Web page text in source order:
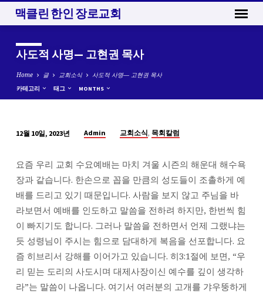
맥클린 한인 장로교회
사도적 사명— 고현권 목사
Home 글 교회소식 사도적 사명— 고현권 목사
카테고리 태그 MONTHS
도
적
사
명
—
고
현
권
목
사
12월 10일, 2023년 Admin 교회소식,목회칼럼
요즘 우리 교회 수요예배는 마치 겨울 시즌의 해운대 해수욕
장과 같습니다. 한손으로 꼽을 만큼의 성도들이 조촐하게 예
배를 드리고 있기 때문입니다. 사람을 보지 않고 주님을 바
라보면서 예배를 인도하고 말씀을 전하려 하지만, 한번씩 힘
이 빠지기도 합니다. 그러나 말씀을 전하면서 언제 그랬냐는
듯 성령님이 주시는 힘으로 담대하게 복음을 선포합니다. 요
즘 히브리서 강해를 이어가고 있습니다. 히3:1절에 보면, “우
리 믿는 도리의 사도시며 대제사장이신 예수를 깊이 생각하
라”는 말씀이 나옵니다. 여기서 여러분의 고개를 갸우뚱하게